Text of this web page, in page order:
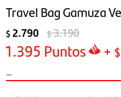
Travel Bag Gamuza
$ 2.790 $3.190
1.395 Puntos + $
-